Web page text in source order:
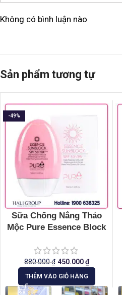
Không có bình luận nào
Sản phẩm tương tự
-49%
Sữa Chống Nắng Thảo
Mộc Pure Essence Block
880.000₫ 450.000₫
THÊM VÀO GIỎ HÀNG